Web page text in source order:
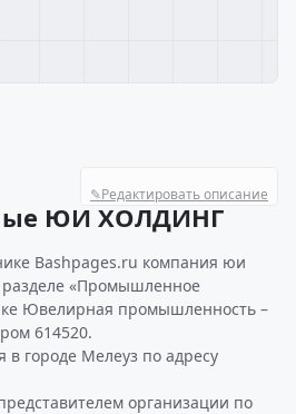
✎Редактировать описание
ЮИ ХОЛДИНГ
Bashpages.ru компания юи
«Промышленное
Ювелирная промышленность –
614520.
городе Мелеуз по адресу
организации по